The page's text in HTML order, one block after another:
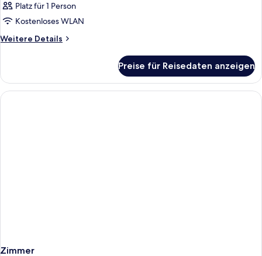
Platz für 1 Person
Kostenloses WLAN
Weitere Details
Weitere
Preise für Reisedaten anzeigen
Zimmer